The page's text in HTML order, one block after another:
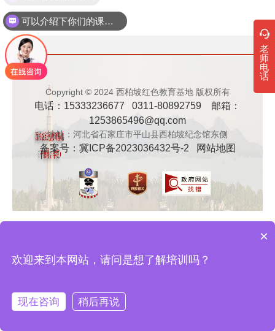
· 筑牢新时代干部信仰根基 西柏坡3招给…
· 干部培训告别形式主义 3大西柏坡教法…
Copyright © 2024 西柏坡红色教育基地 版权所有
电话：15333236677 0311-80892759 邮箱：
1253865496@qq.com
地址：河北省石家庄市平山县西柏坡纪念馆东侧
备案号： 冀ICP备2023036432号-2 网站地图
老
师
电
话
×
欢迎来到本网站，请问是想了解培训吗？
现在咨询
稍后再说
在线咨询